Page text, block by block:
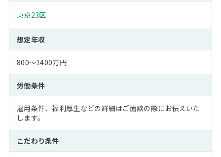
東京23区
想定年収
800～1400万円
労働条件
雇用条件、福利厚生などの詳細はご面談の際にお伝えいた
します。
こだわり条件